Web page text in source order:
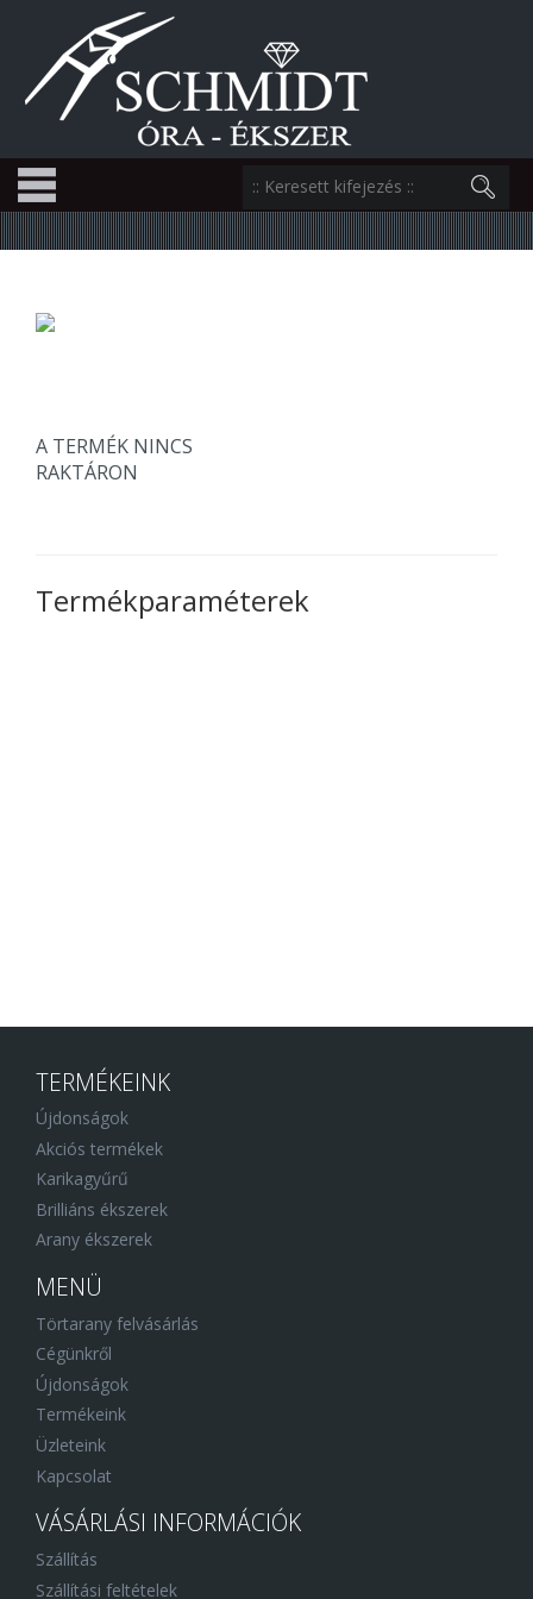
A TERMÉK NINCS
RAKTÁRON
Termékparaméterek
TERMÉKEINK
Újdonságok
Akciós termékek
Karikagyűrű
Brilliáns ékszerek
Arany ékszerek
MENÜ
Törtarany felvásárlás
Cégünkről
Újdonságok
Termékeink
Üzleteink
Kapcsolat
VÁSÁRLÁSI INFORMÁCIÓK
Szállítás
Szállítási feltételek